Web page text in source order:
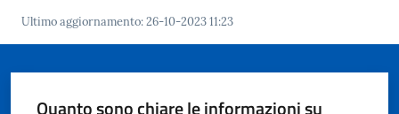
o
T
Ultimo aggiornamento:26-10-2023 11:23
Quanto sono chiare le informazioni su